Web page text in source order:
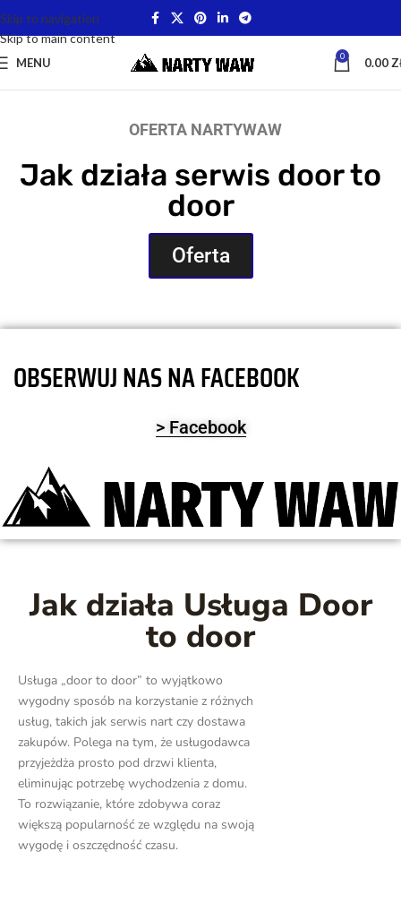
Skip to navigation
Skip to main content
MENU 0 0.00
OFERTA NARTYWAW
Jak działa serwis door to
door
Oferta
OBSERWUJ NAS NA FACEBOOK
> Facebook
Jak działa Usługa Door
to door
Usługa „door to door” to wyjątkowo
wygodny sposób na korzystanie z różnych
usług, takich jak serwis nart czy dostawa
zakupów. Polega na tym, że usługodawca
przyjeżdża prosto pod drzwi klienta,
eliminując potrzebę wychodzenia z domu.
To rozwiązanie, które zdobywa coraz
większą popularność ze względu na swoją
wygodę i oszczędność czasu.